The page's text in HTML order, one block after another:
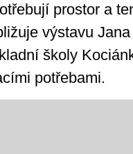
prostor a
výstavu
školy
potřebami.